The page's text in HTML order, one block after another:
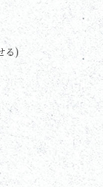
る)